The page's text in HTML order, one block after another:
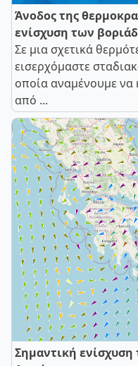
Άνοδος της
ενίσχυση των
Σε μια σχετικά
εισερχόμαστε
οποία αναμένουμε
από ...
Σημαντική